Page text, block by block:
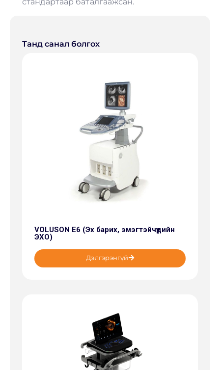
Танд санал болгох
VOLUSON E6 (Эх барих, эмэгтэйчүүдийн
ЭХО)
Дэлгэрэнгүй